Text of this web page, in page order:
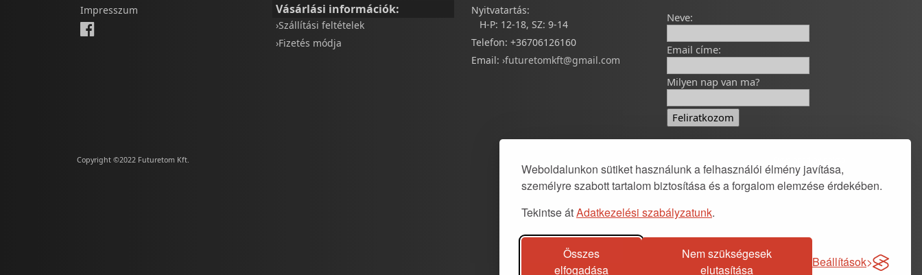
Weboldalunkon sütiket használunk a felhasználói élmény javítása,
személyre szabott tartalom biztosítása és a forgalom elemzése érdekében.
Tekintse átAdatkezelési szabályzatunk.
Összes
elfogadása
Nem szükségesek
elutasítása
Beállítások
Impresszum
Vásárlási információk:
›Szállítási feltételek
›Fizetés módja
Nyitvatartás:
H-P: 12-18, SZ: 9-14
Telefon: +36706126160
Email: ›futuretomkft@gmail.com
Neve:
Email címe:
Milyen nap van ma?
Copyright ©2022 Futuretom Kft.